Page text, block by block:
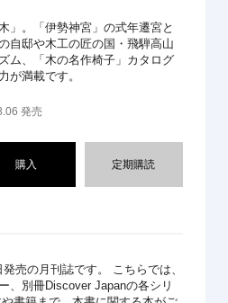
」。「伊勢神宮」の式年遷宮と
自邸や木工の匠の国・飛騨高山
ム、「木の名作椅子」カタログ
が満載です。
発売
購入 定期購読
売の月刊誌です。 こちらでは、
、別冊Discover Japanの各シリ